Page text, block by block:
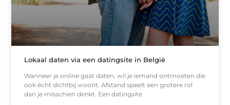
Lokaal daten via een datingsite in België
Wanneer je online gaat daten, wil je iemand ontmoeten die
ook écht dichtbij woont. Afstand speelt een grotere rol
dan je misschien denkt. Een datingsite